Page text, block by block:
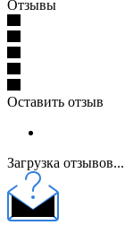
Отзывы
Оставить отзыв
Загрузка отзывов...